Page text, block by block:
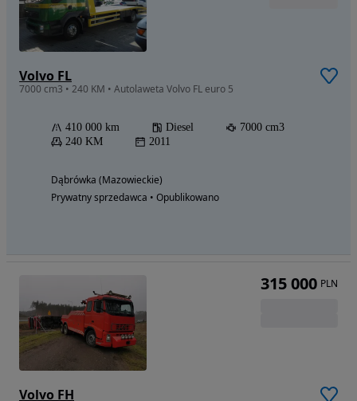
Volvo FL
7000 cm3 • 240 KM • Autolaweta Volvo FL euro 5
410 000 km Diesel
7000 cm3
240 KM
2011
Dąbrówka (Mazowieckie)
Prywatny sprzedawca • Opublikowano
Volvo FH
315 000 PLN